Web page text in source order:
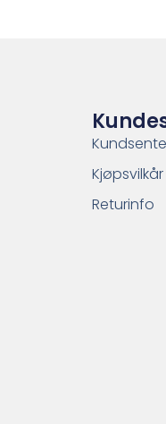
Kjøpsvilkår
Returinfo